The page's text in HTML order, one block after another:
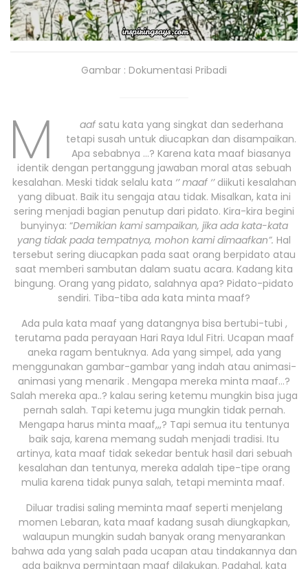
Gambar : Dokumentasi Pribadi
M aafsatu kata yang singkat dan sederhana
tetapi susah untuk diucapkan dan disampaikan.
Apa sebabnya …? Karena kata maaf biasanya
identik dengan pertanggung jawaban moral atas sebuah
kesalahan. Meski tidak selalu kata ‘’ maaf ‘’diikuti kesalahan
yang dibuat. Baik itu sengaja atau tidak. Misalkan, kata ini
sering menjadi bagian penutup dari pidato. Kira-kira begini
bunyinya: “Demikian kami sampaikan, jika ada kata-kata
yang tidak pada tempatnya, mohon kami dimaafkan”. Hal
tersebut sering diucapkan pada saat orang berpidato atau
saat memberi sambutan dalam suatu acara. Kadang kita
bingung. Orang yang pidato, salahnya apa? Pidato-pidato
sendiri. Tiba-tiba ada kata minta maaf?
Ada pula kata maaf yang datangnya bisa bertubi-tubi ,
terutama pada perayaan Hari Raya Idul Fitri. Ucapan maaf
aneka ragam bentuknya. Ada yang simpel, ada yang
menggunakan gambar-gambar yang indah atau animasi-
animasi yang menarik . Mengapa mereka minta maaf…?
Salah mereka apa..? kalau sering ketemu mungkin bisa juga
pernah salah. Tapi ketemu juga mungkin tidak pernah.
Mengapa harus minta maaf,,,? Tapi semua itu tentunya
baik saja, karena memang sudah menjadi tradisi. Itu
artinya, kata maaf tidak sekedar bentuk hasil dari sebuah
kesalahan dan tentunya, mereka adalah tipe-tipe orang
mulia karena tidak punya salah, tetapi meminta maaf.
Diluar tradisi saling meminta maaf seperti menjelang
momen Lebaran, kata maaf kadang susah diungkapkan,
walaupun mungkin sudah banyak orang menyarankan
bahwa ada yang salah pada ucapan atau tindakannya dan
ada baiknya permintaan maaf dilakukan. Padahal, kata